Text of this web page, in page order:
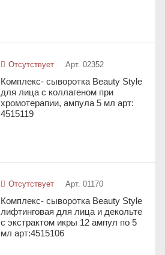
Отсутствует Арт. 02352
Комплекс- сыворотка Beauty Style
для лица с коллагеном при
хромотерапии, ампула 5 мл арт:
4515119
Отсутствует Арт. 01170
Комплекс- сыворотка Beauty Style
лифтинговая для лица и декольте
с экстрактом икры 12 ампул по 5
мл арт:4515106